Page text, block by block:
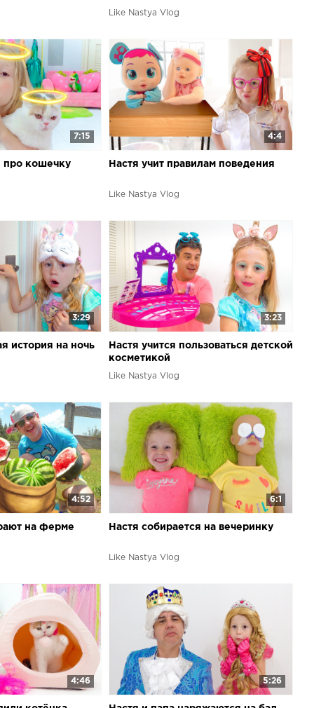
Like Nastya Vlog
7:15
про кошечку
4:4
Настя учит правилам поведения
Like Nastya Vlog
3:29
история на ночь
3:23
Настя учится пользоваться детской
косметикой
Like Nastya Vlog
4:52
на ферме
6:1
Настя собирается на вечеринку
Like Nastya Vlog
4:46 5:26